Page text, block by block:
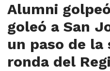
Alumni
goleó a San
un paso de la
ronda del